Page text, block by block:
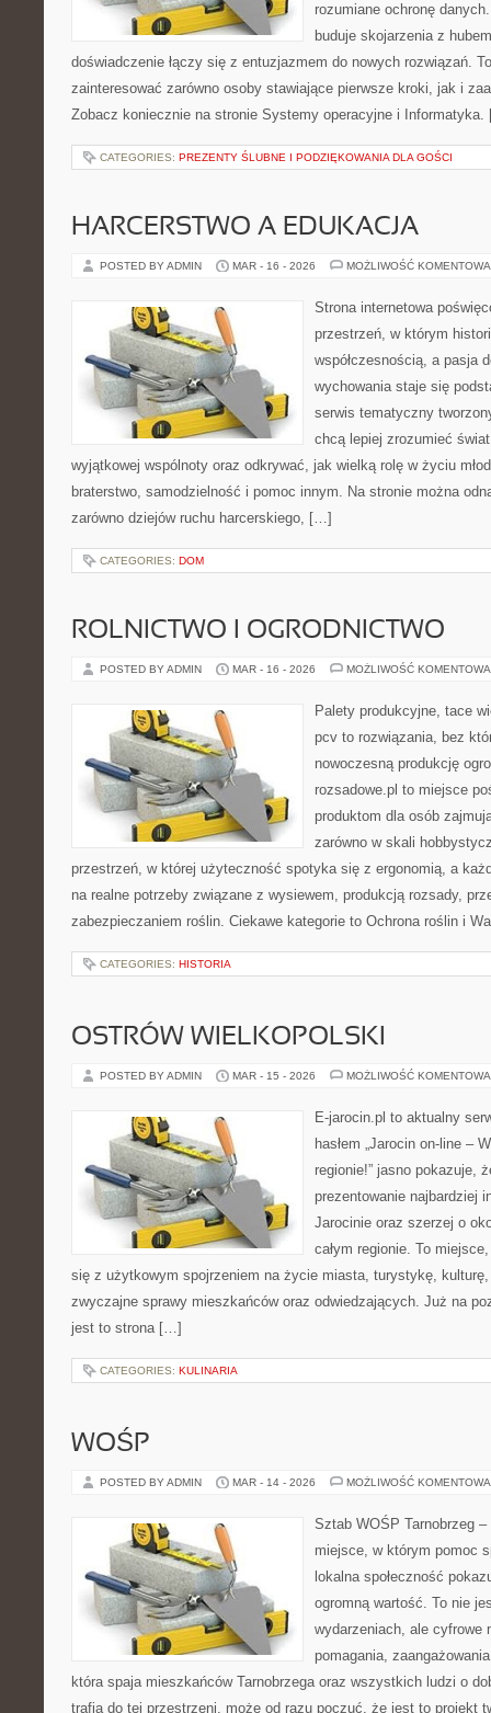
rozumiane ochronę
buduje skojarzenia z
doświadczenie łączy się z entuzjazmem do nowych rozwiązań.
zainteresować zarówno osoby stawiające pierwsze kroki, jak i
Zobacz koniecznie na stronie Systemy operacyjne i
CATEGORIES: PREZENTY ŚLUBNE I PODZIĘKOWANIA DLA GOŚCI
HARCERSTWO A EDUKACJA
POSTED BY ADMIN MAR - 16 - 2026 MOŻLIWOŚĆ
Strona internetowa
przestrzeń, w którym
współczesnością, a pasja
wychowania staje się
serwis tematyczny
chcą lepiej zrozumieć
wyjątkowej wspólnoty oraz odkrywać, jak wielką rolę w życiu
braterstwo, samodzielność i pomoc innym. Na stronie można
zarówno dziejów ruchu harcerskiego, […]
CATEGORIES: DOM
ROLNICTWO I OGRODNICTWO
POSTED BY ADMIN MAR - 16 - 2026 MOŻLIWOŚĆ
Palety produkcyjne, tace
pcv to rozwiązania, bez
nowoczesną produkcję
rozsadowe.pl to miejsce
produktom dla osób
zarówno w skali
przestrzeń, w której użyteczność spotyka się z ergonomią, a
na realne potrzeby związane z wysiewem, produkcją rozsady,
zabezpieczaniem roślin. Ciekawe kategorie to Ochrona roślin i
CATEGORIES: HISTORIA
OSTRÓW WIELKOPOLSKI
POSTED BY ADMIN MAR - 15 - 2026 MOŻLIWOŚĆ
E-jarocin.pl to aktualny
hasłem „Jarocin on-line –
regionie!” jasno pokazuje,
prezentowanie najbardziej
Jarocinie oraz szerzej o
całym regionie. To
się z użytkowym spojrzeniem na życie miasta, turystykę,
zwyczajne sprawy mieszkańców oraz odwiedzających. Już na
jest to strona […]
CATEGORIES: KULINARIA
WOŚP
POSTED BY ADMIN MAR - 14 - 2026 MOŻLIWOŚĆ
Sztab WOŚP Tarnobrzeg
miejsce, w którym pomoc
lokalna społeczność
ogromną wartość. To nie
wydarzeniach, ale cyfrowe
pomagania,
która spaja mieszkańców Tarnobrzega oraz wszystkich ludzi o
trafia do tej przestrzeni, może od razu poczuć, że jest to projekt